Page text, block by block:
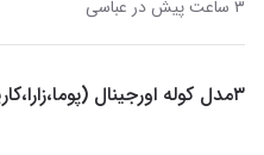
۳ ساعت پیش در عباسی
۳مدل کوله اورجینال (پوما،زارا،کاریبو)